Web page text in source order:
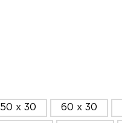
50 x 30 60 x 30